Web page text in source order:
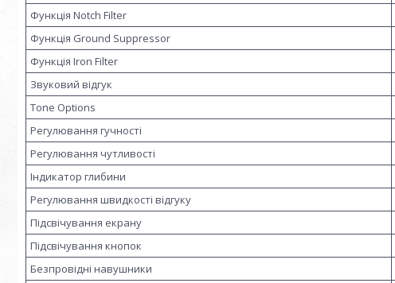
Функція Notch Filter
Функція Ground Suppressor
Функція Iron Filter
Звуковий відгук
Tone Options
Регулювання гучності
Регулювання чутливості
Індикатор глибини
Регулювання швидкості відгуку
Підсвічування екрану
Підсвічування кнопок
Безпровідні навушники